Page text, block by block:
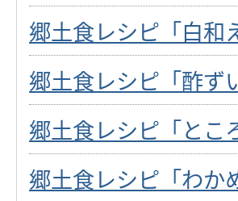
郷土食レシピ「白和
郷土食レシピ「酢ず
郷土食レシピ「とこ
郷土食レシピ「わか